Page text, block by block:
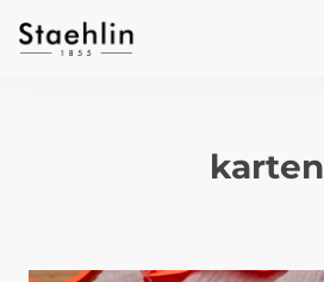
karten